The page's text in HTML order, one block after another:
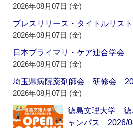
2026年08月07日 (金)
プレスリリース・タイトルリス
2026年08月07日 (金)
日本プライマリ・ケア連合学
2026年08月07日 (金)
埼玉県病院薬剤師会 研修会
2026年08月07日 (金)
徳島文理大学
ャンパス 2026/